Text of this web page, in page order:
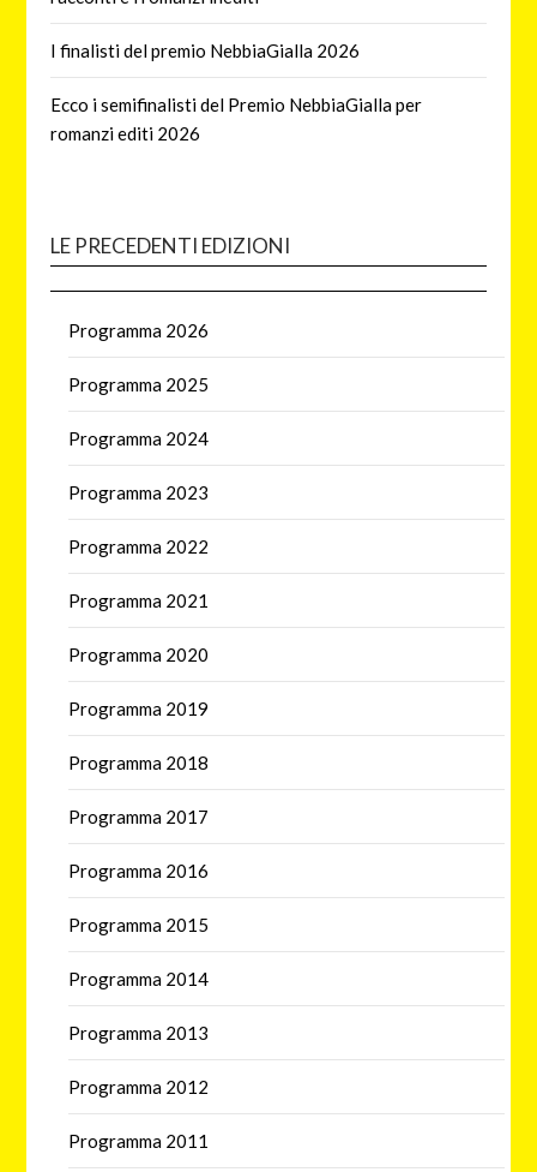
I finalisti del premio NebbiaGialla 2026
Ecco i semifinalisti del Premio NebbiaGialla per
romanzi editi 2026
LE PRECEDENTI EDIZIONI
Programma 2026
Programma 2025
Programma 2024
Programma 2023
Programma 2022
Programma 2021
Programma 2020
Programma 2019
Programma 2018
Programma 2017
Programma 2016
Programma 2015
Programma 2014
Programma 2013
Programma 2012
Programma 2011